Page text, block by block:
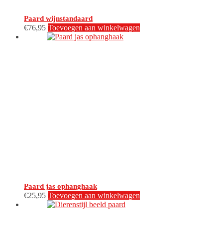
Paard wijnstandaard
€76,95 Toevoegen aan winkelwagen
Paard jas ophanghaak
€25,95 Toevoegen aan winkelwagen